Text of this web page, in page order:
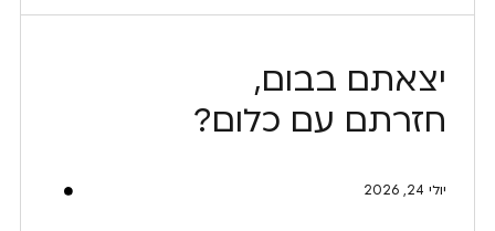
יצאתם בבום,
חזרתם עם כלום?
יולי 24, 2026